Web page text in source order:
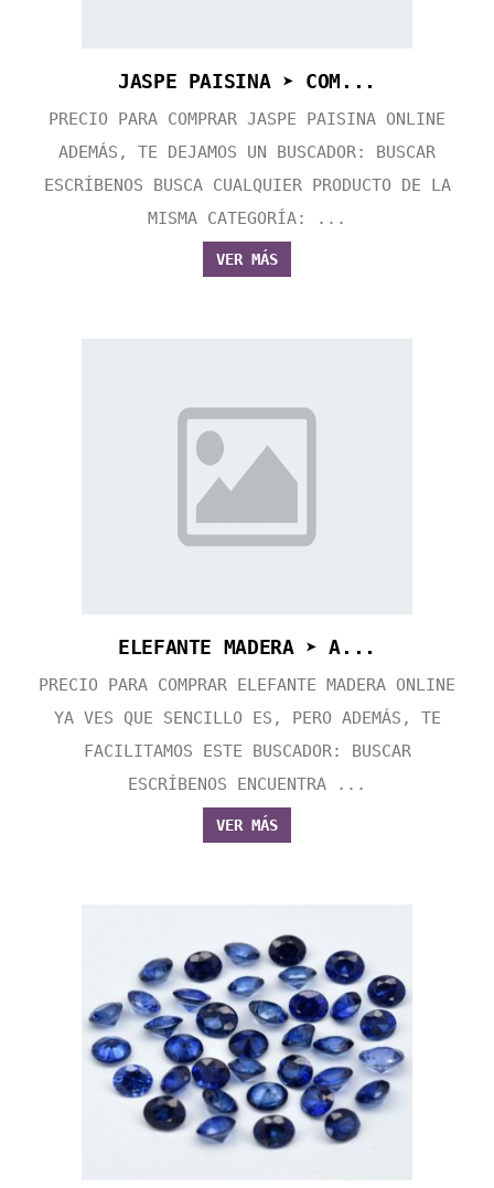
JASPE PAISINA ➤ COM...
PRECIO PARA COMPRAR JASPE PAISINA ONLINE
ADEMÁS, TE DEJAMOS UN BUSCADOR: BUSCAR
ESCRÍBENOS BUSCA CUALQUIER PRODUCTO DE LA
MISMA CATEGORÍA: ...
VER MÁS
ELEFANTE MADERA ➤ A...
PRECIO PARA COMPRAR ELEFANTE MADERA ONLINE
YA VES QUE SENCILLO ES, PERO ADEMÁS, TE
FACILITAMOS ESTE BUSCADOR: BUSCAR
ESCRÍBENOS ENCUENTRA ...
VER MÁS